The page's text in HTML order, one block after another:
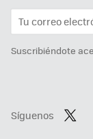
Suscribiéndote
Síguenos